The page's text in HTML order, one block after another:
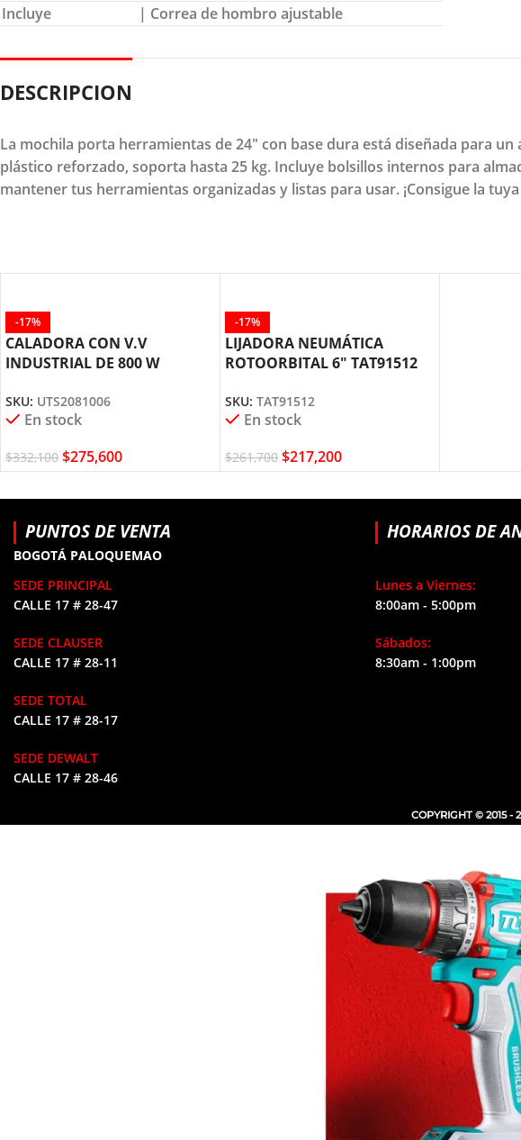
Incluye
| Correa de hombro ajustable
DESCRIPCION
La mochila porta herramientas de 24" con base dura está diseñada para
plástico reforzado, soporta hasta 25 kg. Incluye bolsillos internos para
mantener tus herramientas organizadas y listas para usar. ¡Consigue la
-17%
CALADORA CON V.V
INDUSTRIAL DE 800 W
SKU: UTS2081006
En stock
$332,100 $275,600
-17%
LIJADORA NEUMÁTICA
ROTOORBITAL 6″ TAT91512
SKU: TAT91512
En stock
$261,700 $217,200
PUNTOS DE VENTA
BOGOTÁ PALOQUEMAO
SEDE PRINCIPAL
CALLE 17 # 28-47
SEDE CLAUSER
CALLE 17 # 28-11
SEDE TOTAL
CALLE 17 # 28-17
SEDE DEWALT
CALLE 17 # 28-46
HORARIOS DE
Lunes a Viernes:
8:00am - 5:00pm
Sábados:
8:30am - 1:00pm
COPYRIGHT © 2015 -